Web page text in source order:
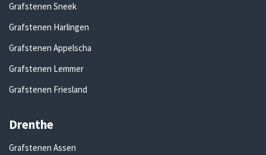
Grafstenen Sneek
Grafstenen Harlingen
Grafstenen Appelscha
Grafstenen Lemmer
Grafstenen Friesland
Drenthe
Grafstenen Assen